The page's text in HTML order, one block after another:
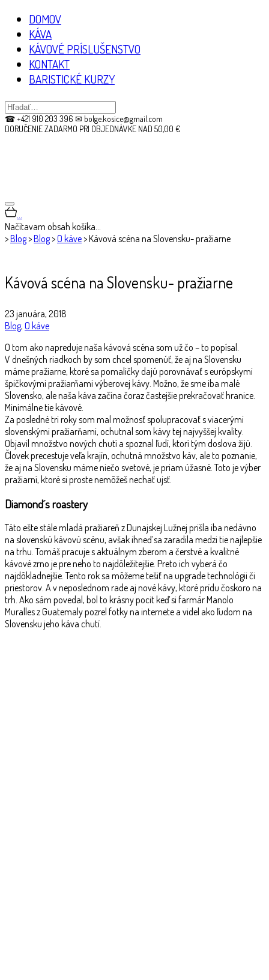
DOMOV
KÁVA
KÁVOVÉ PRÍSLUŠENSTVO
KONTAKT
BARISTICKÉ KURZY
☎ +421 910 203 396 ✉ bolge.kosice@gmail.com
DORUČENIE ZADARMO PRI OBJEDNÁVKE NAD 50,00 €
…
Načítavam obsah košíka…
>Blog>Blog>O káve>Kávová scéna na Slovensku- pražiarne
Kávová scéna na Slovensku- pražiarne
23 januára, 2018
Blog, O káve
O tom ako napreduje naša kávová scéna som už čo – to popísal.
V dnešných riadkoch by som chcel spomenúť, že aj na Slovensku
máme pražiarne, ktoré sa pomaličky dajú porovnávať s európskymi
špičkovými pražiarňami výberovej kávy. Možno, že sme iba malé
Slovensko, ale naša káva začína čoraz častejšie prekračovať hranice.
Minimálne tie kávové.
Za posledné tri roky som mal možnosť spolupracovať s viacerými
slovenskými pražiarňami, ochutnal som kávy tej najvyššej kvality.
Objavil množstvo nových chutí a spoznal ľudí, ktorí tým doslova žijú.
Človek precestuje veľa krajín, ochutná množstvo káv, ale to poznanie,
že aj na Slovensku máme niečo svetové, je priam úžasné. Toto je výber
pražiarní, ktoré si proste nemôžeš nechať ujsť.
Diamond´s roastery
Táto ešte stále mladá pražiareň z Dunajskej Lužnej prišla iba nedávno
na slovenskú kávovú scénu, avšak ihneď sa zaradila medzi tie najlepšie
na trhu. Tomáš pracuje s aktuálnym zberom a čerstvé a kvalitné
kávové zrno je pre neho to najdôležitejšie. Preto ich vyberá čo
najdôkladnejšie. Tento rok sa môžeme tešiť na upgrade technológii či
priestorov. A v neposlednom rade aj nové kávy, ktoré prídu čoskoro na
trh. Ako sám povedal, bol to krásny pocit keď si farmár Manolo
Muralles z Guatemaly pozrel fotky na internete a videl ako ľudom na
Slovensku jeho káva chutí.